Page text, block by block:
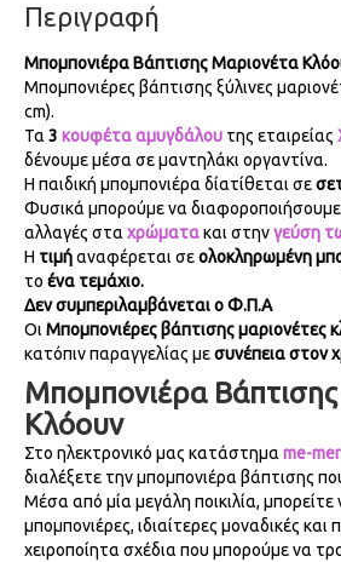
Περιγραφή
Μπομπονιέρα Βάπτισης Μαριονέτα
Μπομπονιέρες βάπτισης ξύλινες
cm).
Τα 3 κουφέτα αμυγδάλου της εταιρείας
δένουμε μέσα σε μαντηλάκι οργαντίνα.
Η παιδική μπομπονιέρα δίατίθεται σε
Φυσικά μπορούμε να
αλλαγές στα χρώματακαι στηνγεύση
Η τιμήαναφέρεται σεολοκληρωμένη
το ένα τεμάχιο.
Δεν συμπεριλαμβάνεται ο Φ.Π.Α
Οι Μπομπονιέρες βάπτισηςμαριονέτες
κατόπιν παραγγελίας μεσυνέπεια στον
Μπομπονιέρα
Κλόουν
Στο ηλεκτρονικό μας κατάστημα me-
διαλέξετε την μπομπονιέρα βάπτισης
Μέσα από μία μεγάλη ποικιλία, μπορείτε
μπομπονιέρες, ιδιαίτερες μοναδικές
χειροποίητα σχέδια που μπορούμε να